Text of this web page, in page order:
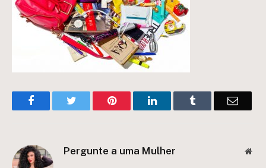
FacebookTwitter Pinterest LinkedInTumblr Email
Pergunte a uma Mulher